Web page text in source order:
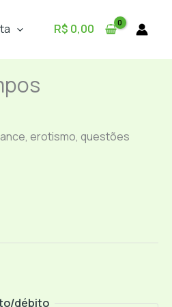
R$ 0,00
erotismo, questões
débito